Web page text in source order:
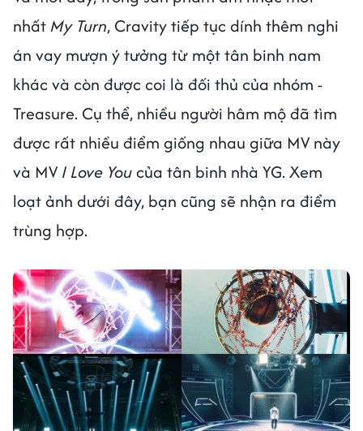
nhất My Turn, Cravity tiếp tục dính thêm nghi
án vay mượn ý tưởng từ một tân binh nam
khác và còn được coi là đối thủ của nhóm -
Treasure. Cụ thể, nhiều người hâm mộ đã tìm
được rất nhiều điểm giống nhau giữa MV này
và MV I Love Youcủa tân binh nhà YG. Xem
loạt ảnh dưới đây, bạn cũng sẽ nhận ra điểm
trùng hợp.